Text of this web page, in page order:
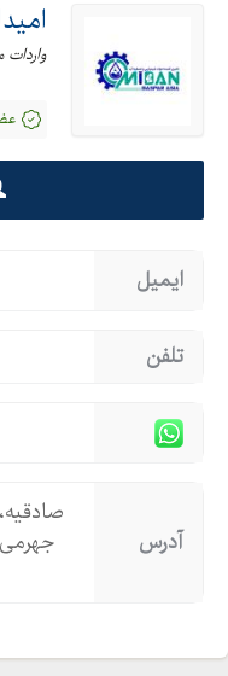
برای اطلاعات بیشتر از
آنالیز آن با را کارشناسان
شده در آگهی در ارتباط باشید.
02144086877
ایمیل
تلفن
آدرس